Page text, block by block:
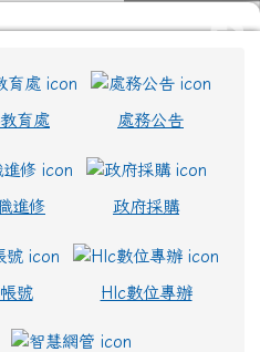
育處 處務公告
進修 政府採購
號 Hlc數位專辦